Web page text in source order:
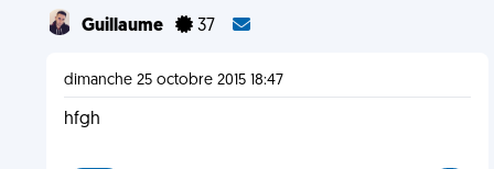
Guillaume 37
dimanche 25 octobre 2015 18:47
hfgh